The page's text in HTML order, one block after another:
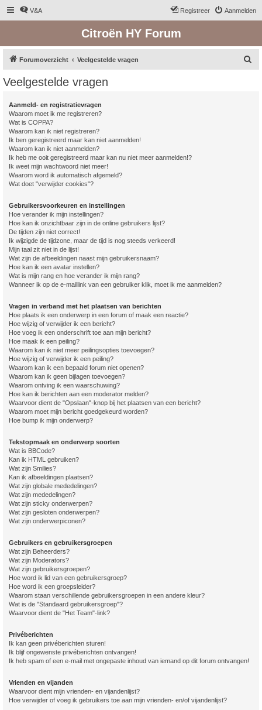
V&A Aanmelden
Registreer
Citroën HY Forum
Forumoverzicht Veelgestelde vragen
Veelgestelde vragen
Aanmeld- en registratievragen
Waarom moet ik me registreren?
Wat is COPPA?
Waarom kan ik niet registreren?
Ik ben geregistreerd maar kan niet aanmelden!
Waarom kan ik niet aanmelden?
Ik heb me ooit geregistreerd maar kan nu niet meer aanmelden!?
Ik weet mijn wachtwoord niet meer!
Waarom word ik automatisch afgemeld?
Wat doet "verwijder cookies"?
Gebruikersvoorkeuren en instellingen
Hoe verander ik mijn instellingen?
Hoe kan ik onzichtbaar zijn in de online gebruikers lijst?
De tijden zijn niet correct!
Ik wijzigde de tijdzone, maar de tijd is nog steeds verkeerd!
Mijn taal zit niet in de lijst!
Wat zijn de afbeeldingen naast mijn gebruikersnaam?
Hoe kan ik een avatar instellen?
Wat is mijn rang en hoe verander ik mijn rang?
Wanneer ik op de e-maillink van een gebruiker klik, moet ik me aanmelden?
Vragen in verband met het plaatsen van berichten
Hoe plaats ik een onderwerp in een forum of maak een reactie?
Hoe wijzig of verwijder ik een bericht?
Hoe voeg ik een onderschrift toe aan mijn bericht?
Hoe maak ik een peiling?
Waarom kan ik niet meer peilingsopties toevoegen?
Hoe wijzig of verwijder ik een peiling?
Waarom kan ik een bepaald forum niet openen?
Waarom kan ik geen bijlagen toevoegen?
Waarom ontving ik een waarschuwing?
Hoe kan ik berichten aan een moderator melden?
Waarvoor dient de "Opslaan"-knop bij het plaatsen van een bericht?
Waarom moet mijn bericht goedgekeurd worden?
Hoe bump ik mijn onderwerp?
Tekstopmaak en onderwerp soorten
Wat is BBCode?
Kan ik HTML gebruiken?
Wat zijn Smilies?
Kan ik afbeeldingen plaatsen?
Wat zijn globale mededelingen?
Wat zijn mededelingen?
Wat zijn sticky onderwerpen?
Wat zijn gesloten onderwerpen?
Wat zijn onderwerpiconen?
Gebruikers en gebruikersgroepen
Wat zijn Beheerders?
Wat zijn Moderators?
Wat zijn gebruikersgroepen?
Hoe word ik lid van een gebruikersgroep?
Hoe word ik een groepsleider?
Waarom staan verschillende gebruikersgroepen in een andere kleur?
Wat is de "Standaard gebruikersgroep"?
Waarvoor dient de "Het Team"-link?
Privéberichten
Ik kan geen privéberichten sturen!
Ik blijf ongewenste privéberichten ontvangen!
Ik heb spam of een e-mail met ongepaste inhoud van iemand op dit forum ontvangen!
Vrienden en vijanden
Waarvoor dient mijn vrienden- en vijandenlijst?
Hoe verwijder of voeg ik gebruikers toe aan mijn vrienden- en/of vijandenlijst?